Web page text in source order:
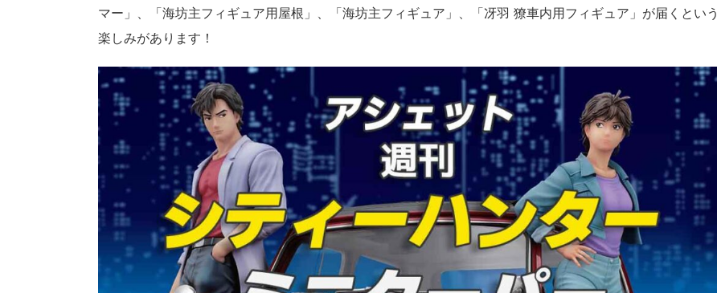
マー」、「海坊主フィギュア用屋根」、「海坊主フィギュア」、「冴羽 獠車内用フィギュア」が届くという
楽しみがあります！